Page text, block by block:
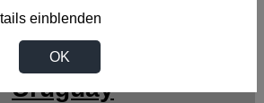
einblenden
OK
Sektor Chemie aus
Uruguay